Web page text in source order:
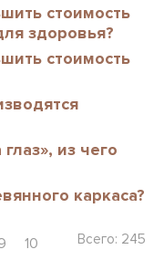
стоимость
здоровья?
стоимость
из чего
каркаса?
10 Всего: 245